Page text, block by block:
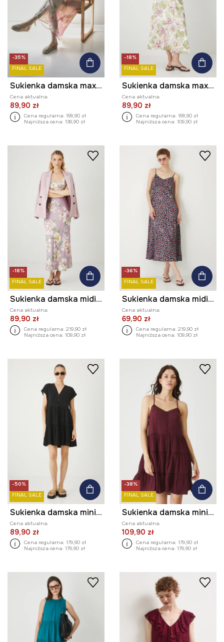
-35%
FINAL SALE
Sukienka damska maxi w kwiaty kolor multicolor
Cena aktualna:
89,90 zł
Cena regularna: 199,90 zł
Najniższa cena: 139,90 zł
-18%
FINAL SALE
Sukienka damska maxi w kwiaty kolor biały
Cena aktualna:
89,90 zł
Cena regularna: 199,90 zł
Najniższa cena: 109,90 zł
-18%
FINAL SALE
Sukienka damska midi z wiskozy satynowa kolor różowy
Cena aktualna:
89,90 zł
Cena regularna: 219,90 zł
Najniższa cena: 109,90 zł
-36%
FINAL SALE
Sukienka damska midi wzorzysta
Cena aktualna:
69,90 zł
Cena regularna: 219,90 zł
Najniższa cena: 109,90 zł
-50%
FINAL SALE
Sukienka damska mini z lyocellu kolor czarny
Cena aktualna:
89,90 zł
Cena regularna: 179,90 zł
Najniższa cena: 179,90 zł
-38%
FINAL SALE
Sukienka damska mini z wiskozy kolor bordowy
Cena aktualna:
109,90 zł
Cena regularna: 179,90 zł
Najniższa cena: 179,90 zł